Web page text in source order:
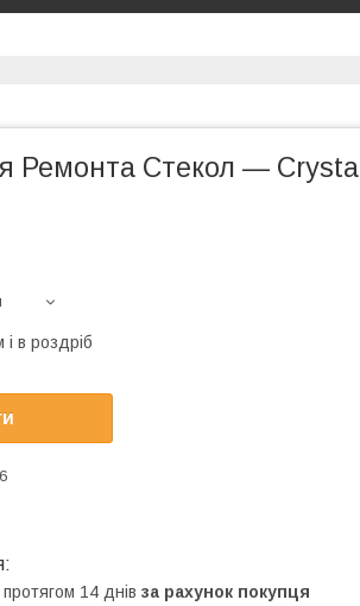
Ремонта Стекол — Crystal
в роздріб
14 днів за рахунок покупця